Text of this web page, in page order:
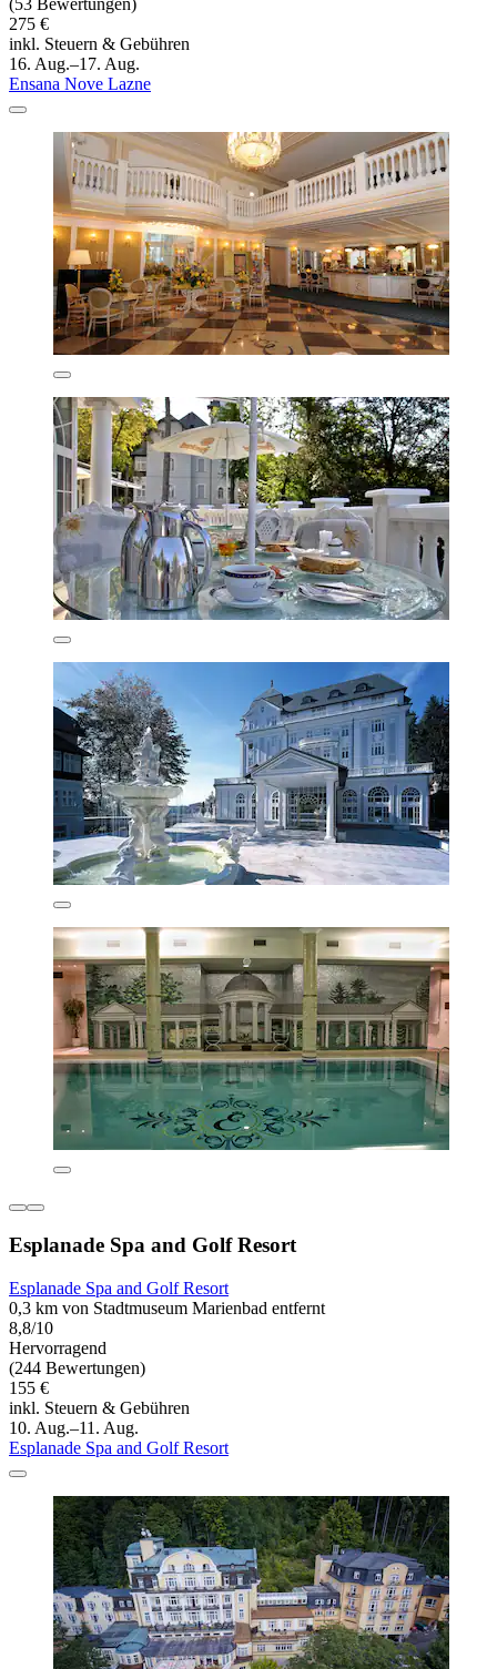
(53 Bewertungen)
275 €
inkl. Steuern & Gebühren
16. Aug.–17. Aug.
Ensana Nove Lazne
Esplanade Spa and Golf Resort
Esplanade Spa and Golf Resort
0,3 km von Stadtmuseum Marienbad entfernt
8,8/10
Hervorragend
(244 Bewertungen)
155 €
inkl. Steuern & Gebühren
10. Aug.–11. Aug.
Esplanade Spa and Golf Resort